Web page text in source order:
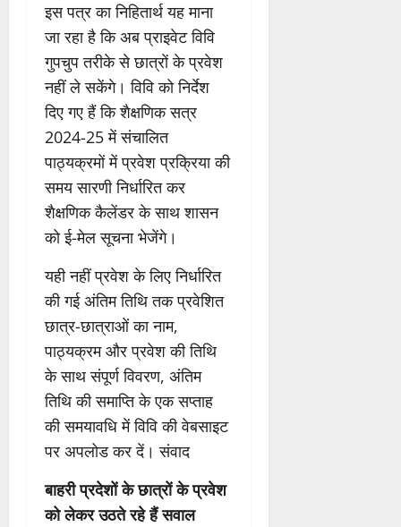
इस पत्र का निहितार्थ यह माना
जा रहा है कि अब प्राइवेट विवि
गुपचुप तरीके से छात्राें के प्रवेश
नहीं ले सकेंगे। विवि को निर्देश
दिए गए हैं कि शैक्षणिक सत्र
2024-25 में संचालित
पाठ्यक्रमों में प्रवेश प्रक्रिया की
समय सारणी निर्धारित कर
शैक्षणिक कैलेंडर के साथ शासन
को ई-मेल सूचना भेजेंगे।
यही नहीं प्रवेश के लिए निर्धारित
की गई अंतिम तिथि तक प्रवेशित
छात्र-छात्राओं का नाम,
पाठ्यक्रम और प्रवेश की तिथि
के साथ संपूर्ण विवरण, अंतिम
तिथि की समाप्ति के एक सप्ताह
की समयावधि में विवि की वेबसाइट
पर अपलोड कर दें। संवाद
बाहरी प्रदेशों के छात्रों के प्रवेश
को लेकर उठते रहे हैं सवाल